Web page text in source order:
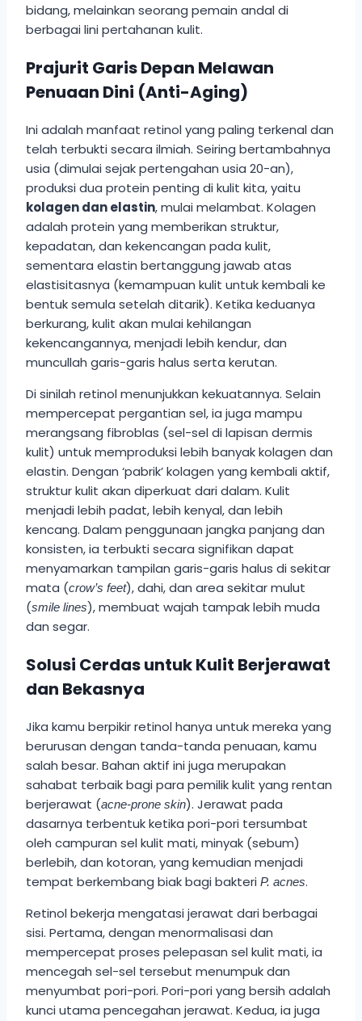
bidang, melainkan seorang pemain andal di
berbagai lini pertahanan kulit.
Prajurit Garis Depan Melawan
Penuaan Dini (Anti-Aging)
Ini adalah manfaat retinol yang paling terkenal dan
telah terbukti secara ilmiah. Seiring bertambahnya
usia (dimulai sejak pertengahan usia 20-an),
produksi dua protein penting di kulit kita, yaitu
kolagen dan elastin, mulai melambat. Kolagen
adalah protein yang memberikan struktur,
kepadatan, dan kekencangan pada kulit,
sementara elastin bertanggung jawab atas
elastisitasnya (kemampuan kulit untuk kembali ke
bentuk semula setelah ditarik). Ketika keduanya
berkurang, kulit akan mulai kehilangan
kekencangannya, menjadi lebih kendur, dan
muncullah garis-garis halus serta kerutan.
Di sinilah retinol menunjukkan kekuatannya. Selain
mempercepat pergantian sel, ia juga mampu
merangsang fibroblas (sel-sel di lapisan dermis
kulit) untuk memproduksi lebih banyak kolagen dan
elastin. Dengan ‘pabrik’ kolagen yang kembali aktif,
struktur kulit akan diperkuat dari dalam. Kulit
menjadi lebih padat, lebih kenyal, dan lebih
kencang. Dalam penggunaan jangka panjang dan
konsisten, ia terbukti secara signifikan dapat
menyamarkan tampilan garis-garis halus di sekitar
mata (crow’s feet), dahi, dan area sekitar mulut
(smile lines), membuat wajah tampak lebih muda
dan segar.
Solusi Cerdas untuk Kulit Berjerawat
dan Bekasnya
Jika kamu berpikir retinol hanya untuk mereka yang
berurusan dengan tanda-tanda penuaan, kamu
salah besar. Bahan aktif ini juga merupakan
sahabat terbaik bagi para pemilik kulit yang rentan
berjerawat (acne-prone skin). Jerawat pada
dasarnya terbentuk ketika pori-pori tersumbat
oleh campuran sel kulit mati, minyak (sebum)
berlebih, dan kotoran, yang kemudian menjadi
tempat berkembang biak bagi bakteri P. acnes.
Retinol bekerja mengatasi jerawat dari berbagai
sisi. Pertama, dengan menormalisasi dan
mempercepat proses pelepasan sel kulit mati, ia
mencegah sel-sel tersebut menumpuk dan
menyumbat pori-pori. Pori-pori yang bersih adalah
kunci utama pencegahan jerawat. Kedua, ia juga